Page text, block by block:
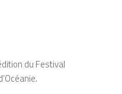
du Festival